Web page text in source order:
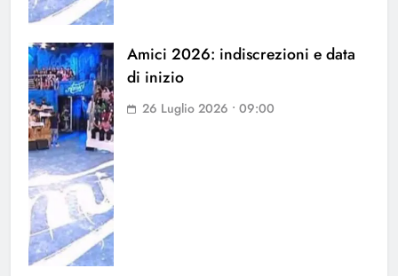
Amici 2026: indiscrezioni e data
di inizio
26 Luglio 2026 • 09:00